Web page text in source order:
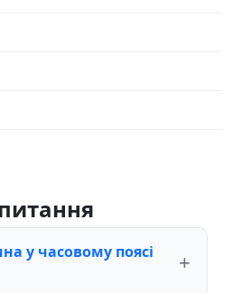
у часовому поясі